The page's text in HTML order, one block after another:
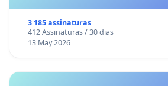
3 185 assinaturas
412 Assinaturas / 30 dias
13 May 2026